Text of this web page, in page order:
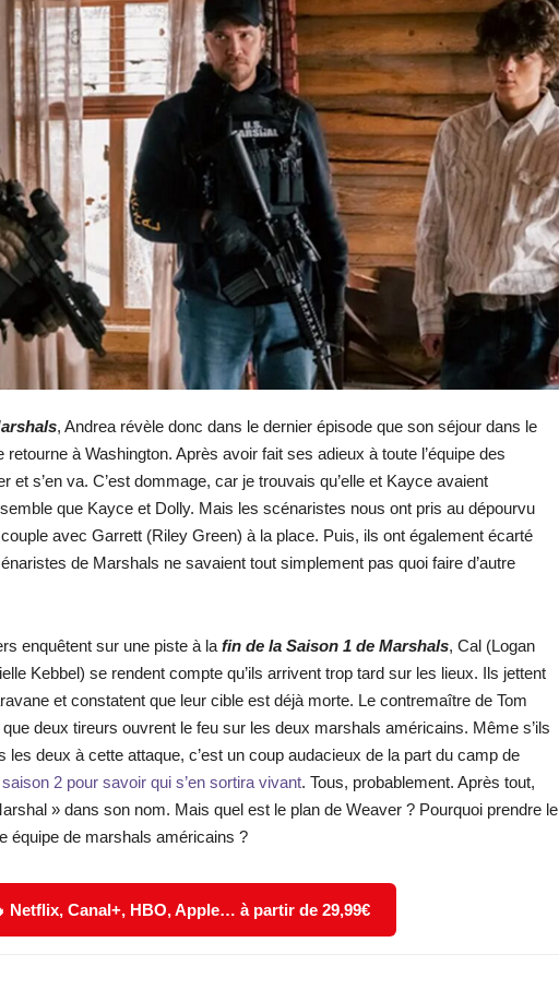
, Andrea révèle donc dans le dernier épisode que son séjour dans le
à Washington. Après avoir fait ses adieux à toute l’équipe des
et s’en va. C’est dommage, car je trouvais qu’elle et Kayce avaient
que Kayce et Dolly. Mais les scénaristes nous ont pris au dépourvu
avec Garrett (Riley Green) à la place. Puis, ils ont également écarté
de Marshals ne savaient tout simplement pas quoi faire d’autre
enquêtent sur une piste à la fin de la Saison 1 de Marshals, Cal (Logan
Kebbel) se rendent compte qu’ils arrivent trop tard sur les lieux. Ils jettent
et constatent que leur cible est déjà morte. Le contremaître de Tom
deux tireurs ouvrent le feu sur les deux marshals américains. Même s’ils
les deux à cette attaque, c’est un coup audacieux de la part du camp de
saison 2 pour savoir qui s’en sortira vivant. Tous, probablement. Après tout,
» dans son nom. Mais quel est le plan de Weaver ? Pourquoi prendre le
équipe de marshals américains ?
Netflix, Canal+, HBO, Apple… à partir de 29,99€